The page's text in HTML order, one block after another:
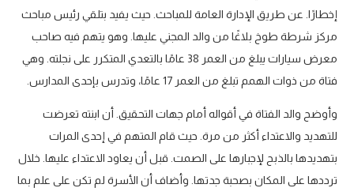
إخطارًا. عن طريق الإدارة العامة للمباحث. حيث يفيد بتلقي رئيس مباحث
مركز شرطة طوخ بلاغًا من والد المجني عليها. وهو يتهم فيه صاحب
معرض سيارات يبلغ من العمر 38 عامًا بالتعدي المتكرر على نجلته. وهي
فتاة من ذوات الهمم تبلغ من العمر 17 عامًا، وتدرس بإحدى المدارس.
وأوضح والد الفتاة في أقواله أمام جهات التحقيق. أن ابنته تعرضت
للتهديد والاعتداء أكثر من مرة. حيث قام المتهم في إحدى المرات
بتهديدها بالذبح لإجبارها على الصمت. قبل أن يعاود الاعتداء عليها. خلال
ترددها على المكان بصحبة جدتها. وأضاف أن الأسرة لم تكن على علم بما